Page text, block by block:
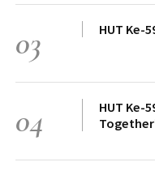
03 HUT Ke-
04
HUT Ke-